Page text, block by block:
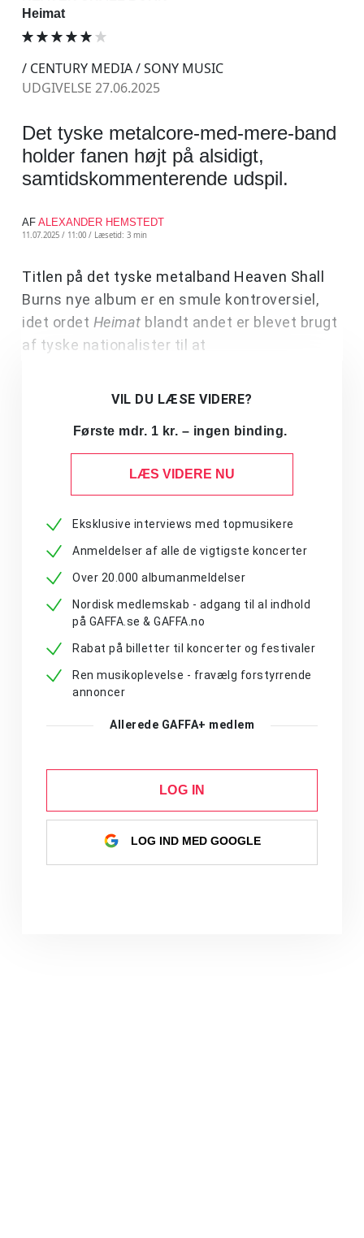
Heimat
/ CENTURY MEDIA / SONY MUSIC
UDGIVELSE 27.06.2025
Det tyske metalcore-med-mere-band
holder fanen højt på alsidigt,
samtidskommenterende udspil.
AF ALEXANDER HEMSTEDT
11.07.2025 / 11:00 / Læsetid: 3 min
Titlen på det tyske metalband Heaven Shall
Burns nye album er en smule kontroversiel,
idet ordet Heimat blandt andet er blevet brugt
af tyske nationalister til at
VIL DU LÆSE VIDERE?
Første mdr. 1 kr. – ingen binding.
LÆS VIDERE NU
Eksklusive interviews med topmusikere
Anmeldelser af alle de vigtigste koncerter
Over 20.000 albumanmeldelser
Nordisk medlemskab - adgang til al indhold
på GAFFA.se & GAFFA.no
Rabat på billetter til koncerter og festivaler
Ren musikoplevelse - fravælg forstyrrende
annoncer
Allerede GAFFA+ medlem
LOG IN
LOG IND MED GOOGLE